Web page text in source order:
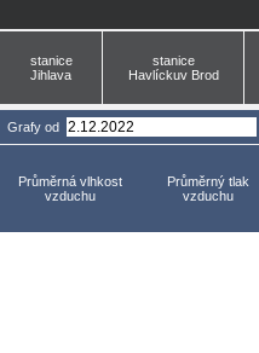
stanice
Jihlava
stanice
Havlíckuv Brod
Grafy od
Průměrná vlhkost
vzduchu
Průměrný tlak
vzduchu